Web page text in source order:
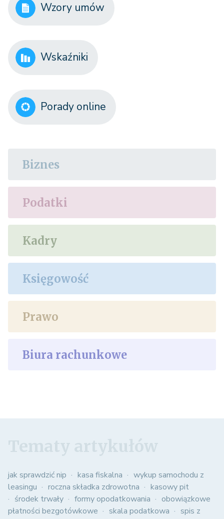
Wzory umów
Wskaźniki
Porady online
Biznes
Podatki
Kadry
Księgowość
Prawo
Biura rachunkowe
jak sprawdzić nip kasa fiskalna
wykup samochodu z
leasingu
roczna składka zdrowotna
kasowy pit
środek trwały
formy opodatkowania
obowiązkowe
płatności bezgotówkowe
skala podatkowa
spis z